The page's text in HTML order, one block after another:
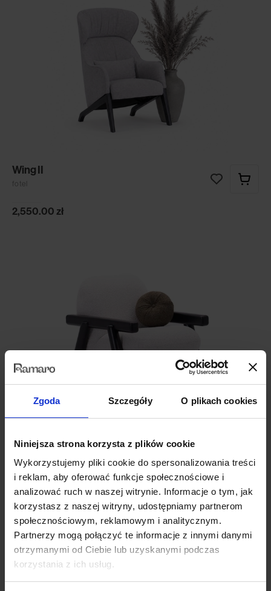
Zgoda Szczegóły O plikach cookies
Niniejsza strona korzysta z plików cookie
Wykorzystujemy pliki cookie do spersonalizowania treści
i reklam, aby oferować funkcje społecznościowe i
analizować ruch w naszej witrynie. Informacje o tym, jak
korzystasz z naszej witryny, udostępniamy partnerom
społecznościowym, reklamowym i analitycznym.
Partnerzy mogą połączyć te informacje z innymi danymi
otrzymanymi od Ciebie lub uzyskanymi podczas
korzystania z ich usług.
Wing II
fotel
2,550.00 zł
fotel
3,030.00 zł